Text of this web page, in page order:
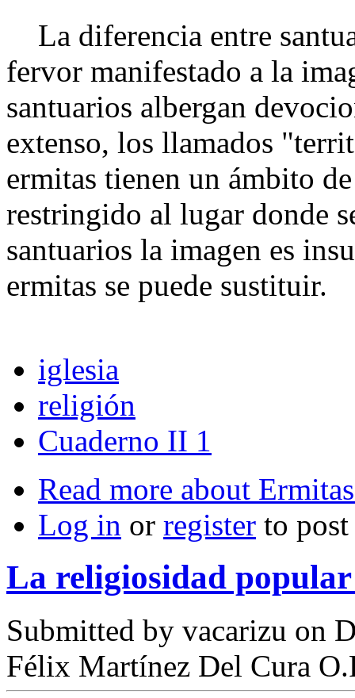
La diferencia entre
fervor manifestado a la
santuarios albergan
extenso, los llama­dos
ermitas tienen un ámbito
restringido al lugar donde
santuarios la imagen es
ermitas se puede sustituir.
iglesia
religión
Cuaderno II 1
Read more about
Log in or register to
La religiosidad
Submitted by vacarizu on
Félix Martínez Del Cura